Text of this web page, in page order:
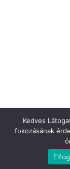
Kedves
fokozásának